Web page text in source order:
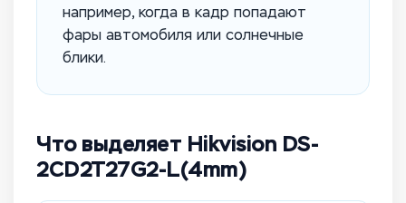
например, когда в кадр попадают
фары автомобиля или солнечные
блики.
Что выделяет Hikvision DS-
2CD2T27G2-L(4mm)